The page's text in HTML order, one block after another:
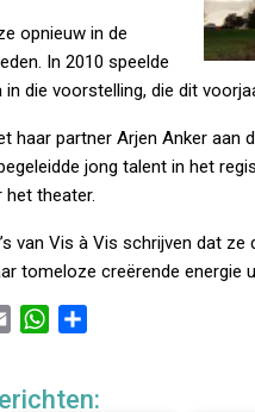
opnieuw in de
In 2010 speelde
in die voorstelling, die dit
haar partner Arjen Anker
jong talent in het
theater.
van Vis à Vis schrijven dat
tomeloze creërende energie
i
W
t
e